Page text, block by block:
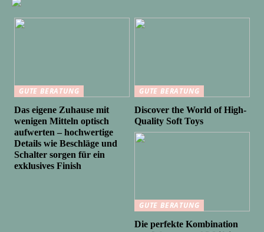
GUTE BERATUNG
Das eigene Zuhause mit
wenigen Mitteln optisch
aufwerten – hochwertige
Details wie Beschläge und
Schalter sorgen für ein
exklusives Finish
GUTE BERATUNG
Discover the World of High-
Quality Soft Toys
GUTE BERATUNG
Die perfekte Kombination